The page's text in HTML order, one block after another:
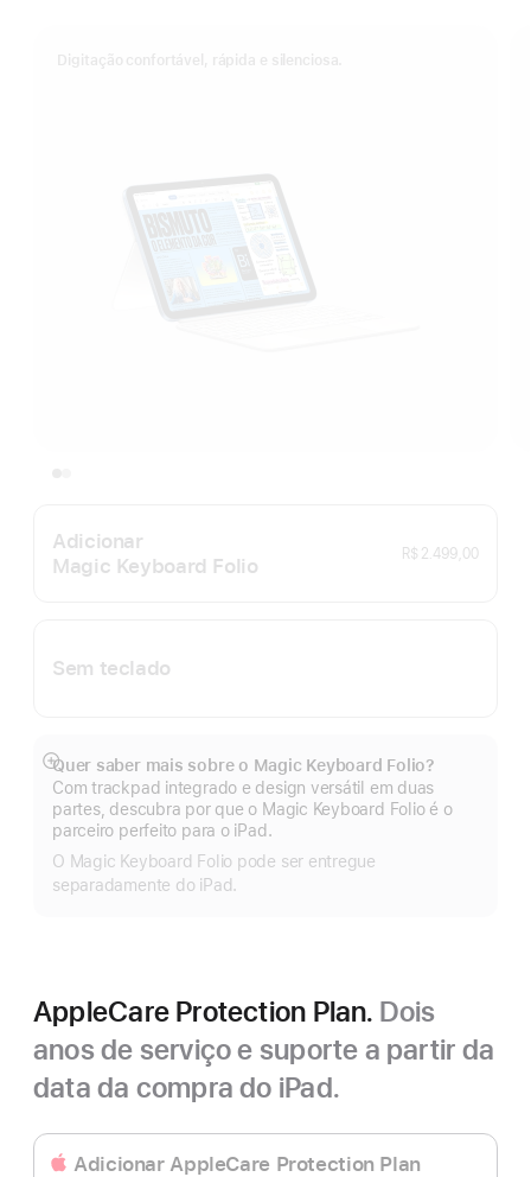
Adicionar
Magic Keyboard Folio
R$ 2.499,00
Sem teclado
Quer saber mais sobre o Magic Keyboard Folio?
Com trackpad integrado e design versátil em duas
partes, descubra por que o Magic Keyboard Folio é o
parceiro perfeito para o iPad.
O Magic Keyboard Folio pode ser entregue
separadamente do iPad.
Mostrar
mais
AppleCare Protection Plan. Dois
anos de serviço e suporte a partir da
data da compra do iPad.
Adicionar AppleCare Protection Plan